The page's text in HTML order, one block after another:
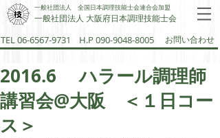
一般社団法人 全国日本調理技能士会連合会加盟
一般社団法人 大阪府日本調理技能士会​
TEL 06-6567-9731 お問い合わせ
H.P 090-9048-8005
2016.6 ハラール調理師
講習会@大阪 ＜１日コー
ス＞